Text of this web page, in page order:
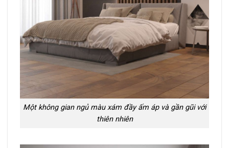
Một không gian ngủ màu xám đầy ấm áp và gần gũi với
thiên nhiên